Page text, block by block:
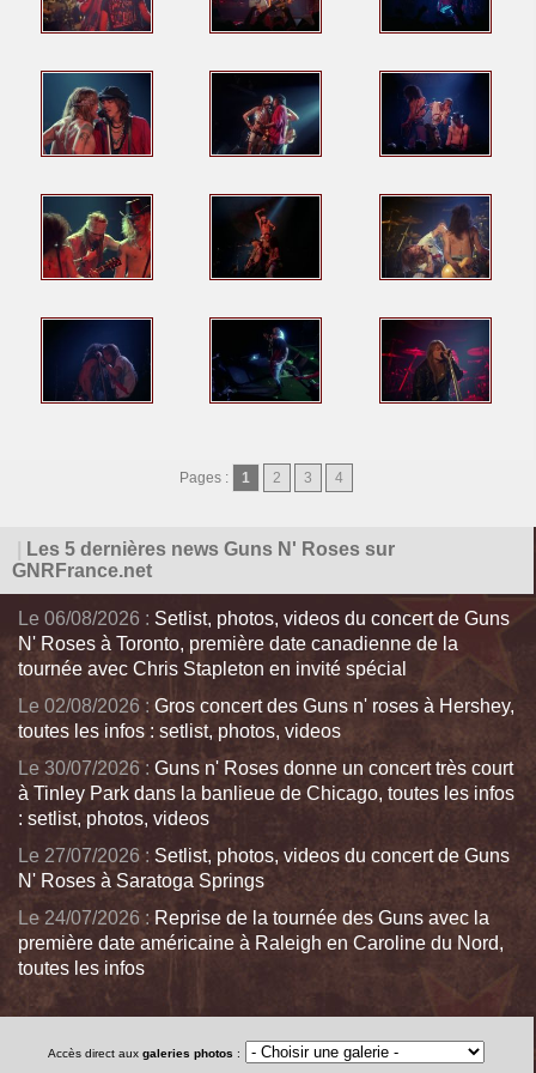
Pages : 1 2 3 4
Les 5 dernières news Guns N' Roses sur
GNRFrance.net
Le 06/08/2026 : Setlist, photos, videos du concert de Guns
N' Roses à Toronto, première date canadienne de la
tournée avec Chris Stapleton en invité spécial
Le 02/08/2026 : Gros concert des Guns n' roses à Hershey,
toutes les infos : setlist, photos, videos
Le 30/07/2026 : Guns n' Roses donne un concert très court
à Tinley Park dans la banlieue de Chicago, toutes les infos
: setlist, photos, videos
Le 27/07/2026 : Setlist, photos, videos du concert de Guns
N' Roses à Saratoga Springs
Le 24/07/2026 : Reprise de la tournée des Guns avec la
première date américaine à Raleigh en Caroline du Nord,
toutes les infos
Accès direct auxgaleries photos :